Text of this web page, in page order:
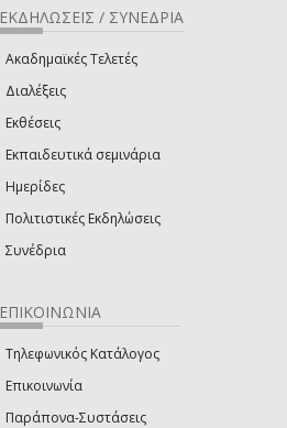
ΕΚΔΗΛΩΣΕΙΣ / ΣΥΝΕΔΡΙΑ
Ακαδημαϊκές Τελετές
Διαλέξεις
Εκθέσεις
Εκπαιδευτικά σεμινάρια
Ημερίδες
Πολιτιστικές Εκδηλώσεις
Συνέδρια
ΕΠΙΚΟΙΝΩΝΙΑ
Τηλεφωνικός Κατάλογος
Επικοινωνία
Παράπονα-Συστάσεις